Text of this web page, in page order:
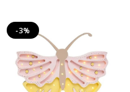
-3%